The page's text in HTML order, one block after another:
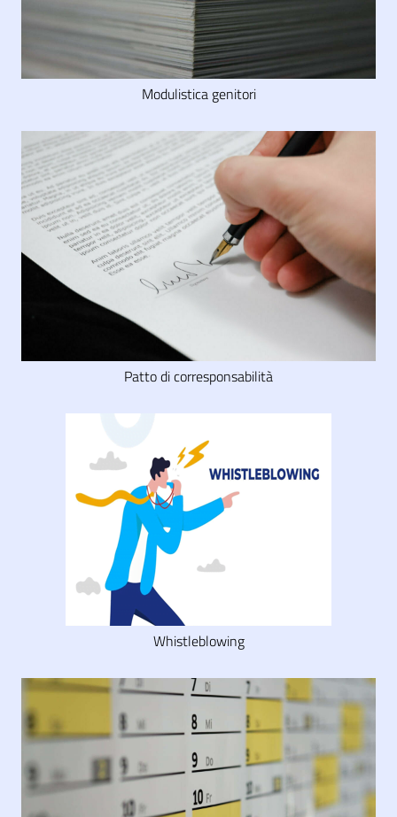
Modulistica genitori
Patto di corresponsabilità
Whistleblowing